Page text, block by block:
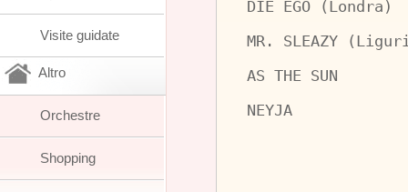
DIE EGO (Londra)
MR. SLEAZY
AS THE SUN
NEYJA
Visite guidate
Altro
Orchestre
Shopping